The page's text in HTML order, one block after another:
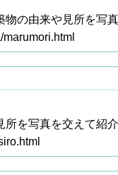
物の由来や見所を写
所を写真を交えて紹